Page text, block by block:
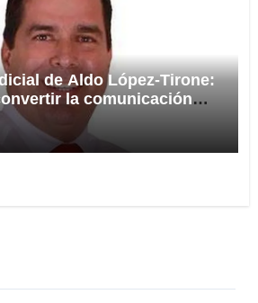
de Aldo López-Tirone:
la comunicación